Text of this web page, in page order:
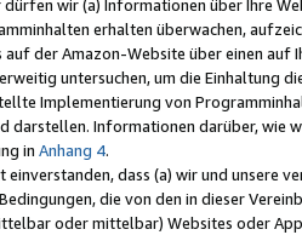
dürfen wir (a) Informationen über Ihre
erhalten überwachen,
der Amazon-Website über einen
untersuchen, um die Einhaltung
Implementierung von
darstellen. Informationen darüber, wie
in Anhang 4.
einverstanden, dass (a) wir und
die von den in dieser
oder mittelbar) Websites oder